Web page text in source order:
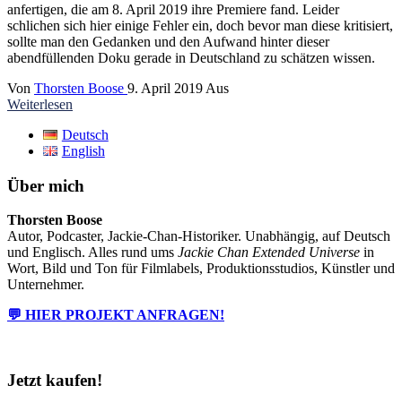
anfertigen, die am 8. April 2019 ihre Premiere fand. Leider
schlichen sich hier einige Fehler ein, doch bevor man diese kritisiert,
sollte man den Gedanken und den Aufwand hinter dieser
abendfüllenden Doku gerade in Deutschland zu schätzen wissen.
Von Thorsten Boose 9. April 2019 Aus
Weiterlesen
Deutsch
English
Über mich
Thorsten Boose
Autor, Podcaster, Jackie-Chan-Historiker. Unabhängig, auf Deutsch
und Englisch. Alles rund ums Jackie Chan Extended Universe in
Wort, Bild und Ton für Filmlabels, Produktionsstudios, Künstler und
Unternehmer.
💬 HIER PROJEKT ANFRAGEN!
Jetzt kaufen!